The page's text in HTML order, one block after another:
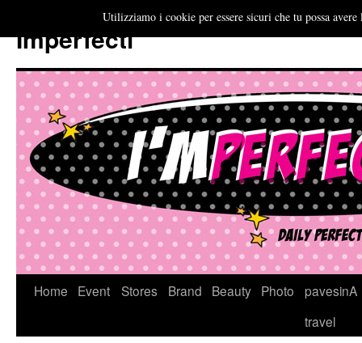
Imperfecti
VaiHome Event Stores Brand Beauty Photo
pavesinA
travel
Utilizziamo i cookie per essere sicuri che tu possa